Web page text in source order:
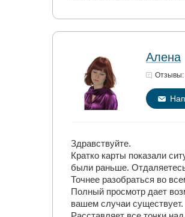
Алена
Отзывы:
Здравствуйте.
Кратко карты показали
были раньше.
Точнее разобраться во
Полный просмотр дает
вашем случаи существует.